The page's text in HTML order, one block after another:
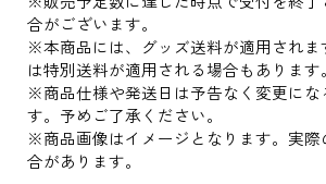
合がございます。
※本商品には、グッズ送料が適用されま
は特別送料が適用される場合もあります。
※商品仕様や発送日は予告なく変更にな
す。予めご了承ください。
※商品画像はイメージとなります。実際
合があります。